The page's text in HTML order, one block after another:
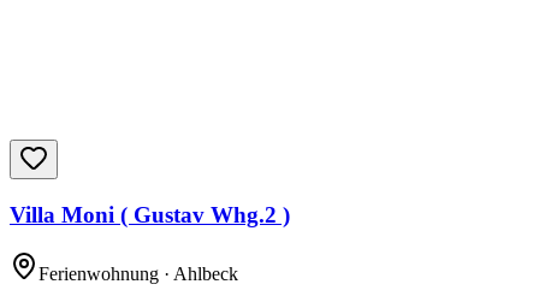
Villa Moni ( Gustav Whg.2 )
Ferienwohnung · Ahlbeck